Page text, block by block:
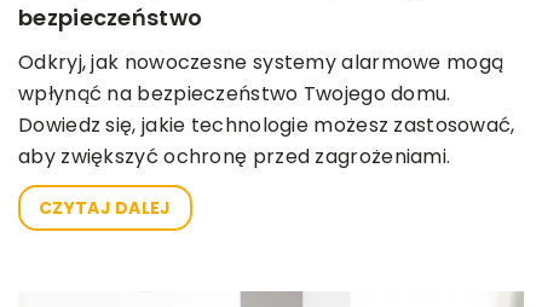
bezpieczeństwo
Odkryj, jak nowoczesne systemy alarmowe mogą
wpłynąć na bezpieczeństwo Twojego domu.
Dowiedz się, jakie technologie możesz zastosować,
aby zwiększyć ochronę przed zagrożeniami.
CZYTAJ DALEJ